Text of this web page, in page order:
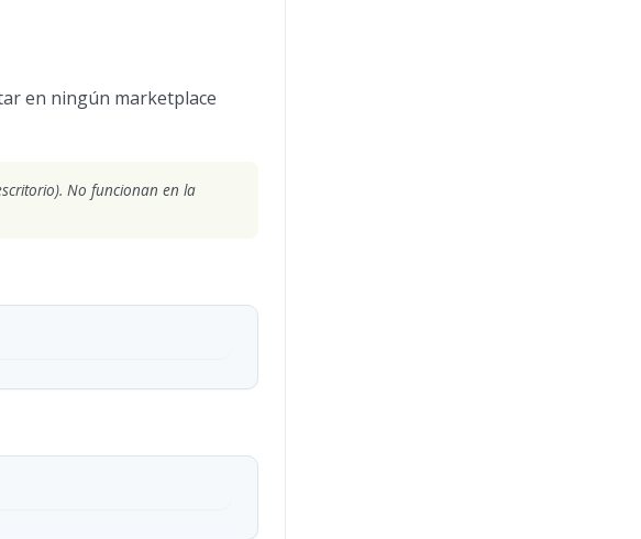
en ningún marketplace
No funcionan en la